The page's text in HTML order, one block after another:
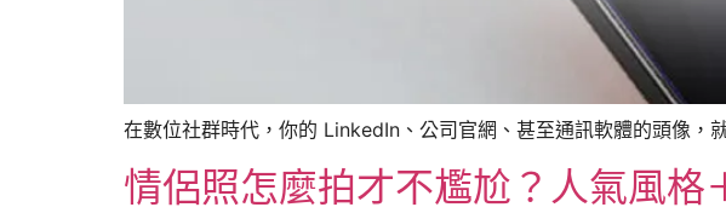
在數位社群時代，你的 LinkedIn、公司官網、甚至通訊軟體的頭像
情侶照怎麼拍才不尷尬？人氣風格